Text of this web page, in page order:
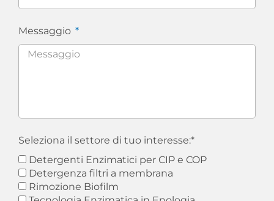
Messaggio
Seleziona il settore di tuo interesse:*
Detergenti Enzimatici per CIP e COP
Detergenza filtri a membrana
Rimozione Biofilm